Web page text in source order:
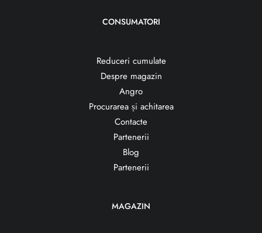
CONSUMATORI
Reduceri cumulate
Despre magazin
Angro
Procurarea și achitarea
Contacte
Partenerii
Blog
Partenerii
MAGAZIN